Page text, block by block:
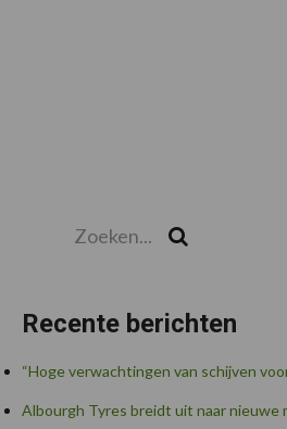
Recente berichten
“Hoge verwachtingen van schijven
Albourgh Tyres breidt uit naar nieuwe